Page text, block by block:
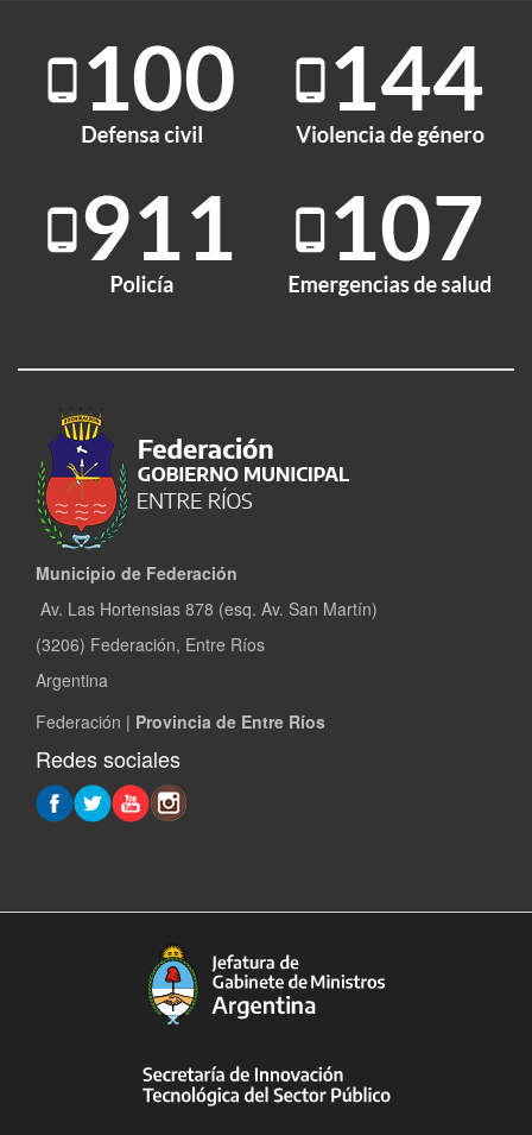
Municipio de Federación
Av. Las Hortensias 878 (esq. Av. San Martín)
(3206) Federación, Entre Ríos
Argentina
Federación | Provincia de Entre Ríos
Redes sociales